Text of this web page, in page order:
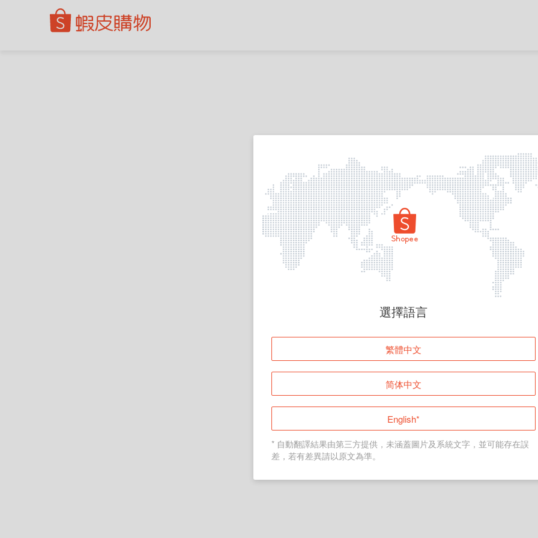
頁面無法顯示
登入
返回首頁
選擇語言
繁體中文
简体中文
English*
* 自動翻譯結果由第三方提供，未涵蓋圖片及系統文字，並可能存在誤
差，若有差異請以原文為準。